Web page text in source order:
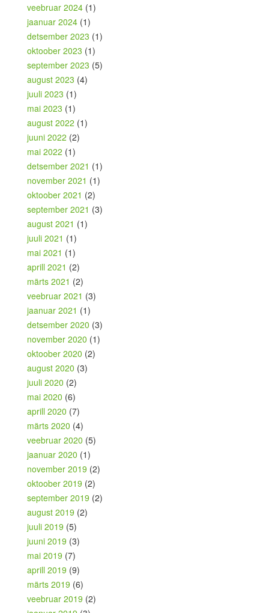
veebruar 2024 (1)
jaanuar 2024 (1)
detsember 2023 (1)
oktoober 2023 (1)
september 2023 (5)
august 2023 (4)
juuli 2023 (1)
mai 2023 (1)
august 2022 (1)
juuni 2022 (2)
mai 2022 (1)
detsember 2021 (1)
november 2021 (1)
oktoober 2021 (2)
september 2021 (3)
august 2021 (1)
juuli 2021 (1)
mai 2021 (1)
aprill 2021 (2)
märts 2021 (2)
veebruar 2021 (3)
jaanuar 2021 (1)
detsember 2020 (3)
november 2020 (1)
oktoober 2020 (2)
august 2020 (3)
juuli 2020 (2)
mai 2020 (6)
aprill 2020 (7)
märts 2020 (4)
veebruar 2020 (5)
jaanuar 2020 (1)
november 2019 (2)
oktoober 2019 (2)
september 2019 (2)
august 2019 (2)
juuli 2019 (5)
juuni 2019 (3)
mai 2019 (7)
aprill 2019 (9)
märts 2019 (6)
veebruar 2019 (2)